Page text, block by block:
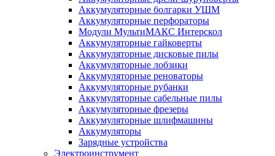
Аккумуляторные болгарки УШМ
Аккумуляторные перфораторы
Модули МультиМАКС Интерскол
Аккумуляторные гайковерты
Аккумуляторные дисковые пилы
Аккумуляторные лобзики
Аккумуляторные реноваторы
Аккумуляторные рубанки
Аккумуляторные сабельные пилы
Аккумуляторные фрезеры
Аккумуляторные шлифмашины
Аккумуляторы
Зарядные устройства
Электроинструмент